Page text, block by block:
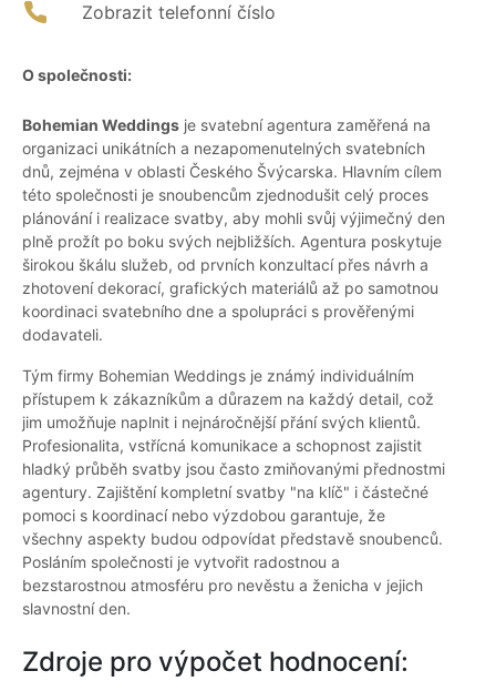
Zobrazit telefonní číslo
O společnosti:
Bohemian Weddings je svatební agentura zaměřená na
organizaci unikátních a nezapomenutelných svatebních
dnů, zejména v oblasti Českého Švýcarska. Hlavním cílem
této společnosti je snoubencům zjednodušit celý proces
plánování i realizace svatby, aby mohli svůj výjimečný den
plně prožít po boku svých nejbližších. Agentura poskytuje
širokou škálu služeb, od prvních konzultací přes návrh a
zhotovení dekorací, grafických materiálů až po samotnou
koordinaci svatebního dne a spolupráci s prověřenými
dodavateli.
Tým firmy Bohemian Weddings je známý individuálním
přístupem k zákazníkům a důrazem na každý detail, což
jim umožňuje naplnit i nejnáročnější přání svých klientů.
Profesionalita, vstřícná komunikace a schopnost zajistit
hladký průběh svatby jsou často zmiňovanými přednostmi
agentury. Zajištění kompletní svatby "na klíč" i částečné
pomoci s koordinací nebo výzdobou garantuje, že
všechny aspekty budou odpovídat představě snoubenců.
Posláním společnosti je vytvořit radostnou a
bezstarostnou atmosféru pro nevěstu a ženicha v jejich
slavnostní den.
Zdroje pro výpočet hodnocení: